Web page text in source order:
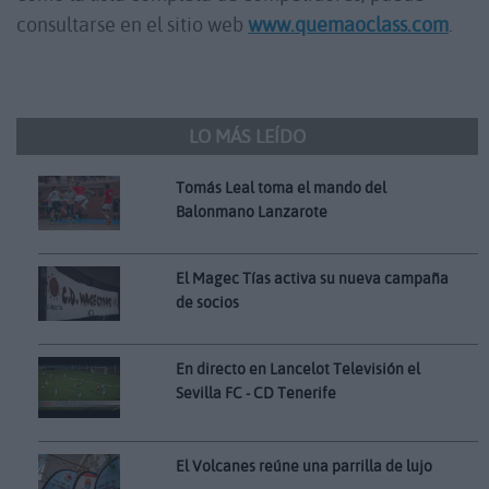
consultarse en el sitio web www.quemaoclass.com
LO MÁS LEÍDO
Tomás Leal toma el mando del
Balonmano Lanzarote
El Magec Tías activa su nueva campaña
de socios
En directo en Lancelot Televisión el
Sevilla FC - CD Tenerife
El Volcanes reúne una parrilla de lujo